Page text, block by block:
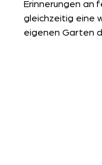
Erinnerungen an
gleichzeitig eine
eigenen Garten